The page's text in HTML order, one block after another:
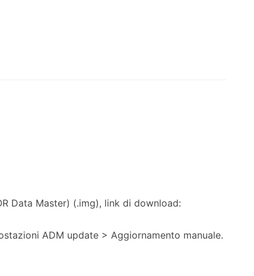
Data Master) (.img), link di download:
ADM update > Aggiornamento manuale.